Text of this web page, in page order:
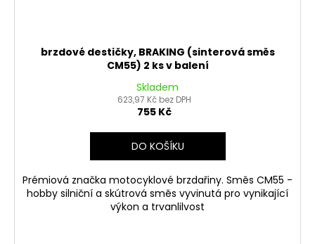
brzdové destičky, BRAKING (sinterová směs
CM55) 2 ks v balení
Skladem
623,97 Kč bez DPH
755 Kč
DO KOŠÍKU
Prémiová značka motocyklové brzdařiny. Směs CM55 -
hobby silniční a skútrová směs vyvinutá pro vynikající
výkon a trvanlilvost